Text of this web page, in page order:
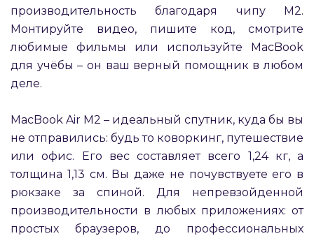
производительность благодаря чипу M2.
Монтируйте видео, пишите код, смотрите
любимые фильмы или используйте MacBook
для учёбы – он ваш верный помощник в любом
деле.
MacBook Air M2 – идеальный спутник, куда бы вы
не отправились: будь то коворкинг, путешествие
или офис. Его вес составляет всего 1,24 кг, а
толщина 1,13 см. Вы даже не почувствуете его в
рюкзаке за спиной. Для непревзойденной
производительности в любых приложениях: от
простых браузеров, до профессиональных